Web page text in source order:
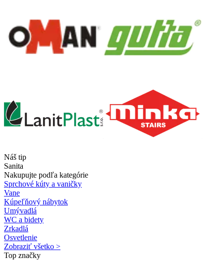
Náš tip
Sanita
Nakupujte podľa kategórie
Sprchové kúty a vaničky
Vane
Kúpeľňový nábytok
Umývadlá
WC a bidety
Zrkadlá
Osvetlenie
Zobraziť všetko >
Top značky